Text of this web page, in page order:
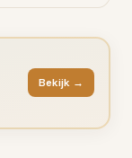
Bekijk →